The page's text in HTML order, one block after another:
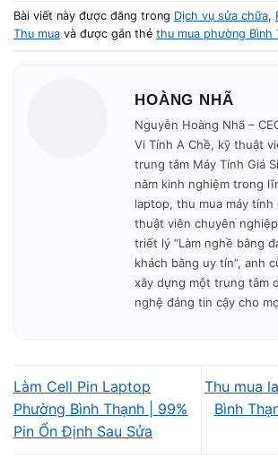
🎁 Bảo hành minh bạch – không phát
Mở cửa: 09h00 – 19h30 mỗi ngày.
Vì sao khách
Bài viết này được đăng trong Dịch vụ sửa chữa,
Thu mua và được gắn thẻ thu mua phường Bình
HOÀNG NHÃ
Nguyễn Hoàng Nhã –
Vi Tính A Chề, kỹ thuật
trung tâm Máy Tính Giá
năm kinh nghiệm trong
laptop, thu mua máy tính
thuật viên chuyên
triết lý “Làm nghề bằng
khách bằng uy tín”, anh
xây dựng một trung tâm
nghệ đáng tin cậy cho
Làm Cell Pin Laptop
Phường Bình Thạnh | 99%
Pin Ổn Định Sau Sửa
Thu mua
Bình